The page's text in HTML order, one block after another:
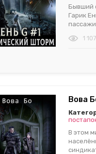
Бывший
Гарик
1 107
Вова
В этом